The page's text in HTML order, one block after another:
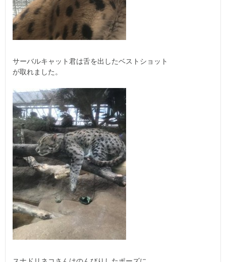
サーバルキャット君は舌を出したベストショット
が取れました。